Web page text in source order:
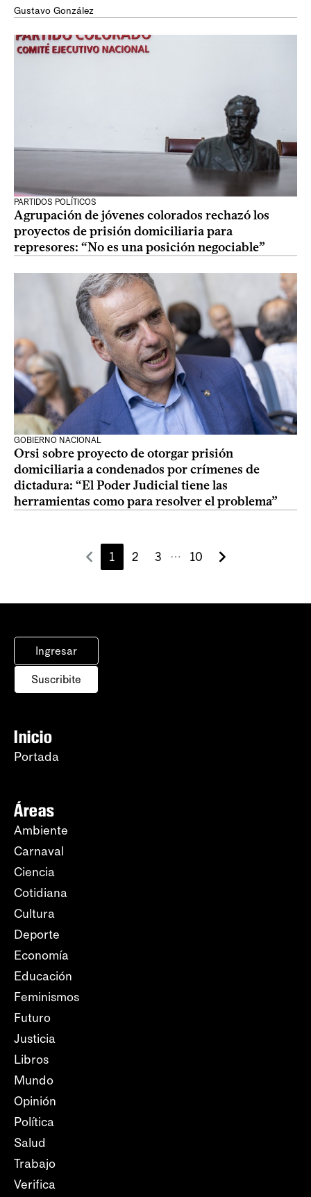
Gustavo González
PARTIDOS POLÍTICOS
Agrupación de jóvenes colorados rechazó los
proyectos de prisión domiciliaria para
represores: “No es una posición negociable”
GOBIERNO NACIONAL
Orsi sobre proyecto de otorgar prisión
domiciliaria a condenados por crímenes de
dictadura: “El Poder Judicial tiene las
herramientas como para resolver el problema”
1 2 3 ⋯ 10
Ingresar
Suscribite
Inicio
Portada
Áreas
Ambiente
Carnaval
Ciencia
Cotidiana
Cultura
Deporte
Economía
Educación
Feminismos
Futuro
Justicia
Libros
Mundo
Opinión
Política
Salud
Trabajo
Verifica